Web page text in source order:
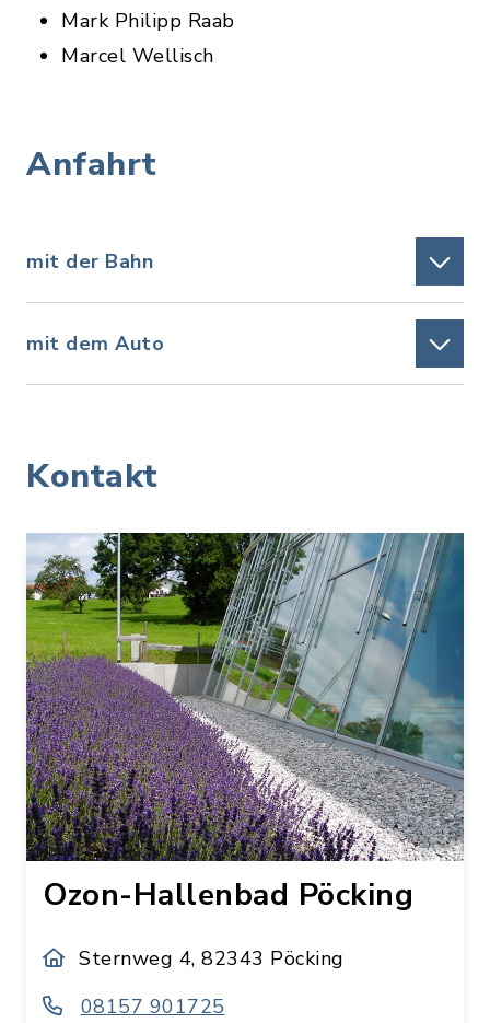
Mark Philipp Raab
Marcel Wellisch
Anfahrt
mit der Bahn
mit dem Auto
Kontakt
Ozon-Hallenbad Pöcking
Sternweg 4, 82343 Pöcking
08157 901725